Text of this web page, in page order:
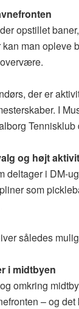
opstillet
man opleve
der er
I
og højt
deltager i DM-
som
således
i midtbyen
omkring
– og